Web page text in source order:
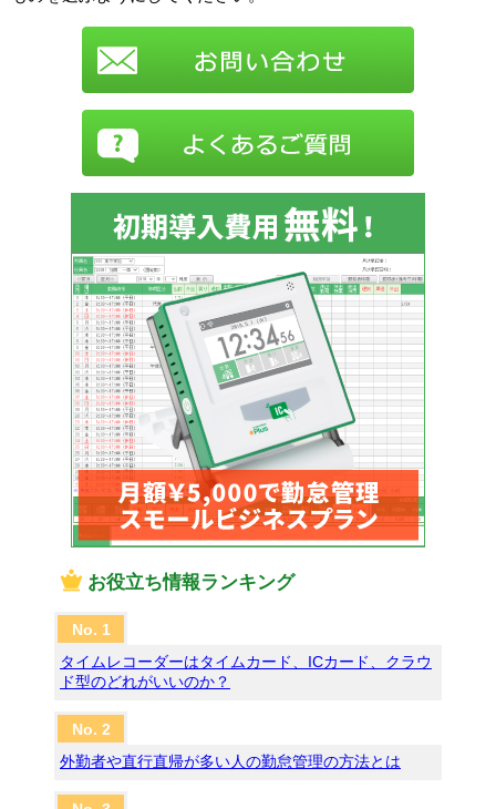
お役立ち情報ランキング
タイムレコーダーはタイムカード、ICカード、クラウ
ド型のどれがいいのか？
外勤者や直行直帰が多い人の勤怠管理の方法とは